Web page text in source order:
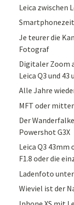
Leica zwischen
Smartphonezeit
Je teurer die
Fotograf
Digitaler Zoom
Leica Q3 und 43
Alle Jahre
MFT oder
Der
Powershot G3X
Leica Q3 43mm
F1.8 oder die
Ladenfoto
Wieviel ist der